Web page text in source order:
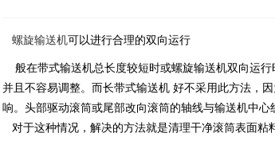
螺旋输送机可以进行合理的双向运行
般在带式输送机总长度较短时或螺旋输送机双向运
并且不容易调整。而长带式输送机 好不采用此方法，
响。头部驱动滚筒或尾部改向滚筒的轴线与输送机中
对于这种情况，解决的方法就是清理干净滚筒表面粘